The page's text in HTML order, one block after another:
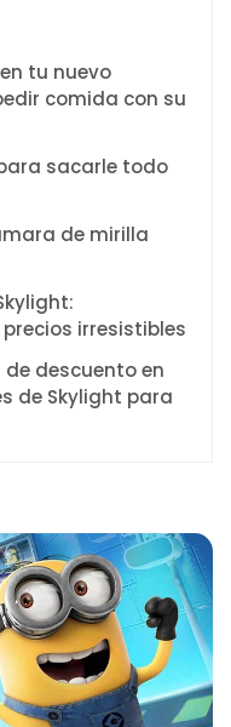
tu nuevo
comida con su
sacarle todo
de mirilla
irresistibles
descuento en
de Skylight para